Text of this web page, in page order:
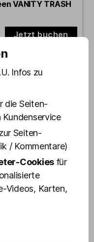
VANITY TRASH
Jetzt buchen
VANITY TRASH
Jetzt buchen
Infos zu
die Seiten-
Kundenservice
Seiten-
/ Kommentare)
Cookies für
Videos, Karten,